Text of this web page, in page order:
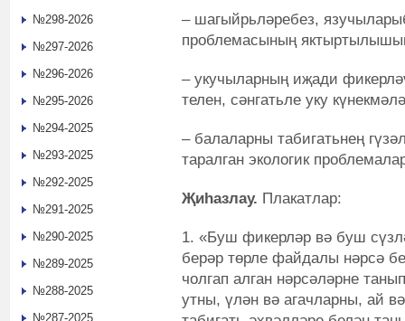
– шагыйрьләребез,
проблемасының
– укучыларның иҗади
телен, сәнгатьле уку
– балаларны табигатьнең
таралган экологик
Җиһазлау. Плакатлар:
1. «Буш фикерләр вә буш
берәр төрле файдалы нәрсә
чолгап алган нәрсәләрне
утны, үлән вә агачларны, ай
№298-2026
№297-2026
№296-2026
№295-2026
№294-2025
№293-2025
№292-2025
№291-2025
№290-2025
№289-2025
№288-2025
№287-2025